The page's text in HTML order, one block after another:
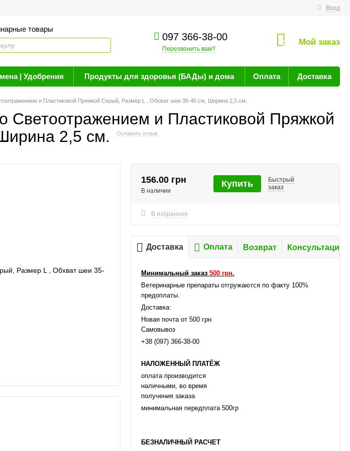
Вход
товары
097 366-38-00
Перезвонить вам?
0 Мой заказ
| Удобрения Продукты для здоровья (БАДы) и дома Оплата Доставка
и Пластиковой Пряжкой Серый, Размер L , Обхват шеи 35-45 см, Ширина 2,5 см.
и Пластиковой Пряжкой
2,5 см.
Оставить отзыв
156.00 грн
В наличии
Купить
Быстрый
заказ
В избранное
Доставка Оплата Возврат Консультация
Минимальный заказ 500 грн.
Ветеринарные препараты отгружаются по факту 100%
предоплаты.
Доставка:
Новая почта от 500 грн
Самовывоз
+38 (097) 366-38-00
НАЛОЖЕННЫЙ ПЛАТЁЖ
оплата производится
наличными, во время
получения заказа
минимальная передплата 500гр
БЕЗНАЛИЧНЫЙ РАСЧЕТ